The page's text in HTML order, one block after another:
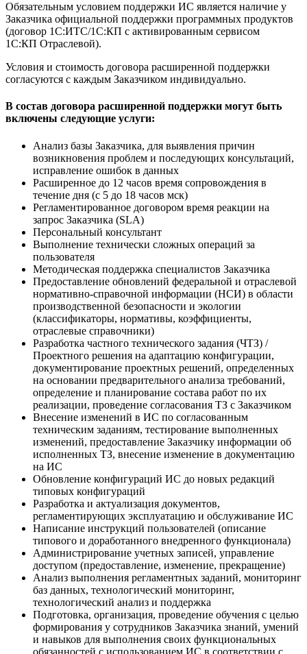
Обязательным условием поддержки ИС является наличие у
Заказчика официальной поддержки программных продуктов
(договор 1С:ИТС/1С:КП с активированным сервисом
1С:КП Отраслевой).
Условия и стоимость договора расширенной поддержки
согласуются с каждым Заказчиком индивидуально.
В состав договора расширенной поддержки могут быть
включены следующие услуги:
Анализ базы Заказчика, для выявления причин
возникновения проблем и последующих консультаций,
исправление ошибок в данных
Расширенное до 12 часов время сопровождения в
течение дня (с 5 до 18 часов мск)
Регламентированное договором время реакции на
запрос Заказчика (SLA)
Персональный консультант
Выполнение технически сложных операций за
пользователя
Методическая поддержка специалистов Заказчика
Предоставление обновлений федеральной и отраслевой
нормативно-справочной информации (НСИ) в области
производственной безопасности и экологии
(классификаторы, нормативы, коэффициенты,
отраслевые справочники)
Разработка частного технического задания (ЧТЗ) /
Проектного решения на адаптацию конфигурации,
документирование проектных решений, определенных
на основании предварительного анализа требований,
определение и планирование состава работ по их
реализации, проведение согласования ТЗ с Заказчиком
Внесение изменений в ИС по согласованным
техническим заданиям, тестирование выполненных
изменений, предоставление Заказчику информации об
исполненных ТЗ, внесение изменение в документацию
на ИС
Обновление конфигураций ИС до новых редакций
типовых конфигураций
Разработка и актуализация документов,
регламентирующих эксплуатацию и обслуживание ИС
Написание инструкций пользователей (описание
типового и доработанного внедренного функционала)
Администрирование учетных записей, управление
доступом (предоставление, изменение, прекращение)
Анализ выполнения регламентных заданий, мониторинг
баз данных, технологический мониторинг,
технологический анализ и поддержка
Подготовка, организация, проведение обучения с целью
формирования у сотрудников Заказчика знаний, умений
и навыков для выполнения своих функциональных
обязанностей с использованием ИС в соответствии с